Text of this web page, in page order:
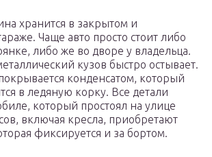
хранится в закрытом и
Чаще авто просто стоит либо
либо же во дворе у владельца.
кузов быстро остывает.
конденсатом, который
в ледяную корку. Все детали
который простоял на улице
включая кресла, приобретают
фиксируется и за бортом.